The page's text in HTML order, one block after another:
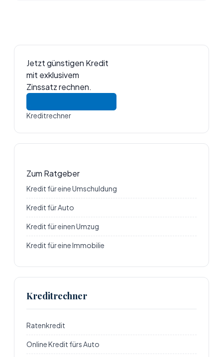
Jetzt günstigen Kredit
mit exklusivem
Zinssatz rechnen.
Kreditrechner
Zum Ratgeber
Kredit für eine Umschuldung
Kredit für Auto
Kredit für einen Umzug
Kredit für eine Immobilie
Kreditrechner
Ratenkredit
Online Kredit fürs Auto